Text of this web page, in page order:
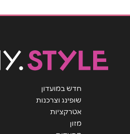
נושא *
אנא חזרו אלי בקשר ל...
הודעה *
חדש במועדון
שופינג וצרכנות
אטרקציות
מזון